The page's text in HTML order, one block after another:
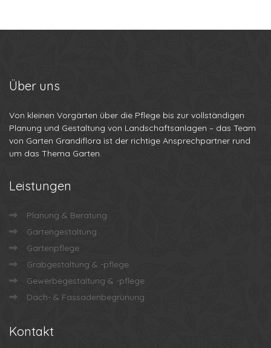
Über uns
Von kleinen Vorgärten über die Pflege bis zur vollständigen
Planung und Gestaltung von Landschaftsanlagen – das Team
von Garten Grandiflora ist der richtige Ansprechpartner rund
um das Thema Garten.
Leistungen
Planung & Beratung
Gartengestaltung
Gartenpflege
Grabgestaltung & -pflege
Gewerbegestaltung & -pflege
Dach- & Fassadenbegrünung
Kontakt